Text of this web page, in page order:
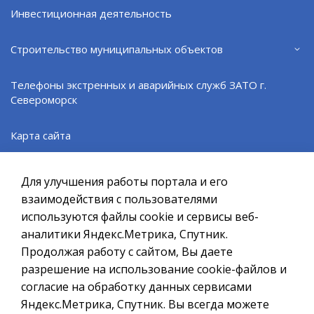
Инвестиционная деятельность
Строительство муниципальных объектов
Телефоны экстренных и аварийных служб ЗАТО г.
Североморск
Карта сайта
Благоустройство общественных территорий
Военный комиссариат городов Североморск и
Островной Мурманской области
Ограничение торговли алкоголем
на доме №1а по улице Комсомольской была
ВЕРНУТЬСЯ НАЗАД
Официальный сайт ОМСУ муниципального
образования ЗАТО г.Североморск
При полном или частичном использовании материалов ссылка
на ресурс обязательна.
Если Вы обнаружили на странице ошибку, пожалуйста, выделите
курсором слово или фразу и нажмите сочетание клавиш
Ctrl+Enter
Политика в отношении обработки персональных данных
Создание сайта – Старт Икс
Для улучшения работы портала и его
взаимодействия с пользователями
используются файлы cookie и сервисы веб-
аналитики Яндекс.Метрика, Спутник.
Продолжая работу с сайтом, Вы даете
разрешение на использование cookie-файлов и
согласие на обработку данных сервисами
Яндекс.Метрика, Спутник. Вы всегда можете